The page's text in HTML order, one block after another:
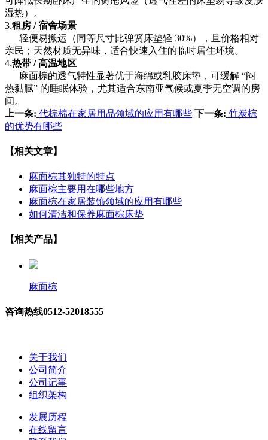
湿热）。
3.租房 / 宿舍场景
轻便易搬运（同等尺寸比弹簧床垫轻 30%），且价格相对
亲民；天然材质无异味，适合快速入住的临时居住环境。
4.热带 / 高温地区
麻面棕的透气特性显著优于海绵或乳胶床垫，可缓解 “闷
热黏腻” 的睡眠体验，尤其适合东南亚气候或夏季无空调的房
间。
上一条: 代棕棉在家居用品领域的应用有哪些 下一条: 竹炭棕
的优势有哪些
【相关文章】
麻面棕其独特的特点
麻面棕主要用在哪些地方
麻面棕在家居装饰领域的应用有哪些
如何清洁和保养麻面棕床垫
【相关产品】
麻面棕
咨询热线0512-52018555
关于我们
公司简介
公司记事
组织架构
发展历程
在线留言